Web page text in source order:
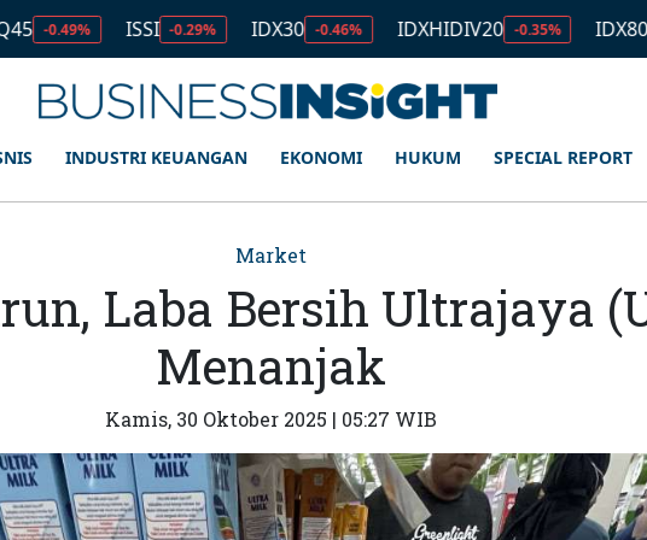
ISSI -0.29% IDX30 -0.46% IDXHIDIV20 -0.35% IDX80 -0.33%
INDUSTRI KEUANGAN EKONOMI HUKUM SPECIAL REPORT
Market
Laba Bersih Ultrajaya
Menanjak
Kamis, 30 Oktober 2025 | 05:27 WIB